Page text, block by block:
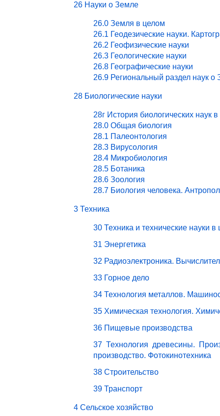
26 Науки о Земле
26.0 Земля в целом
26.1 Геодезические науки.
26.2 Геофизические науки
26.3 Геологические науки
26.8 Географические науки
26.9 Региональный раздел наук о
28 Биологические науки
28г История биологических наук
28.0 Общая биология
28.1 Палеонтология
28.3 Вирусология
28.4 Микробиология
28.5 Ботаника
28.6 Зоология
28.7 Биология человека.
3 Техника
30 Техника и технические науки в
31 Энергетика
32 Радиоэлектроника.
33 Горное дело
34 Технология металлов.
35 Химическая технология.
36 Пищевые производства
37 Технология древесины.
производство. Фотокинотехника
38 Строительство
39 Транспорт
4 Сельское хозяйство